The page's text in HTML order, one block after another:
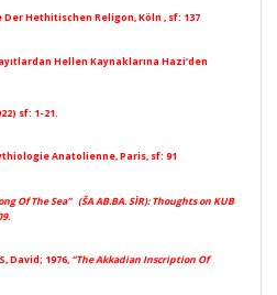
Der Hethitischen Religon, Köln , sf: 137
Hellen Kaynaklarına Hazi’den
sf: 1-21.
Anatolienne, Paris, sf: 91
Of The Sea” (ŠA AB.BA. SÌR): Thoughts on KUB
David; 1976, “The Akkadian Inscription Of